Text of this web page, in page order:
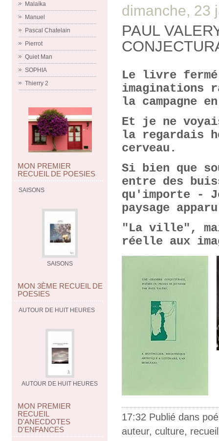
Malaïka
Manuel
Pascal Chatelain
Pierrot
Quiet Man
SOPHIA
Thierry 2
MON PREMIER
RECUEIL DE POESIES
SAISONS
SAISONS
MON 3ÈME RECUEIL DE
POESIES
AUTOUR DE HUIT HEURES
AUTOUR DE HUIT HEURES
MON PREMIER
RECUEIL
D'ANECDOTES
D'ENFANCES
dimanche, 23
PAUL
Le livre
imaginations
la campagne
Et je ne
la regardais
cerveau.
Si bien que
entre des
qu'importe -
paysage
"La ville",
réelle aux
17:32 Publié dans
auteur, culture, recueil